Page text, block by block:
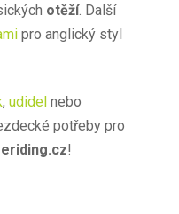
otěží. Další
pro anglický styl
, udidel nebo
potřeby pro
!